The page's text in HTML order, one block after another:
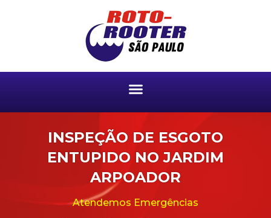
INSPEÇÃO DE ESGOTO
ENTUPIDO NO JARDIM
ARPOADOR
Atendemos Emergências